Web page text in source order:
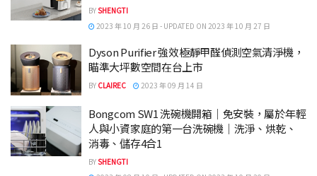
BYSHENGTI
2023 年 10 月 26 日 - UPDATED ON 2023 年 10 月 27 日
Dyson Purifier 強效極靜甲醛偵測空氣清淨機，
瞄準大坪數空間在台上市
BY CLAIREC 2023 年 09 月 14 日
Bongcom SW1 洗碗機開箱｜免安裝，屬於年輕
人與小資家庭的第一台洗碗機｜洗淨、烘乾、
消毒、儲存4合1
BYSHENGTI